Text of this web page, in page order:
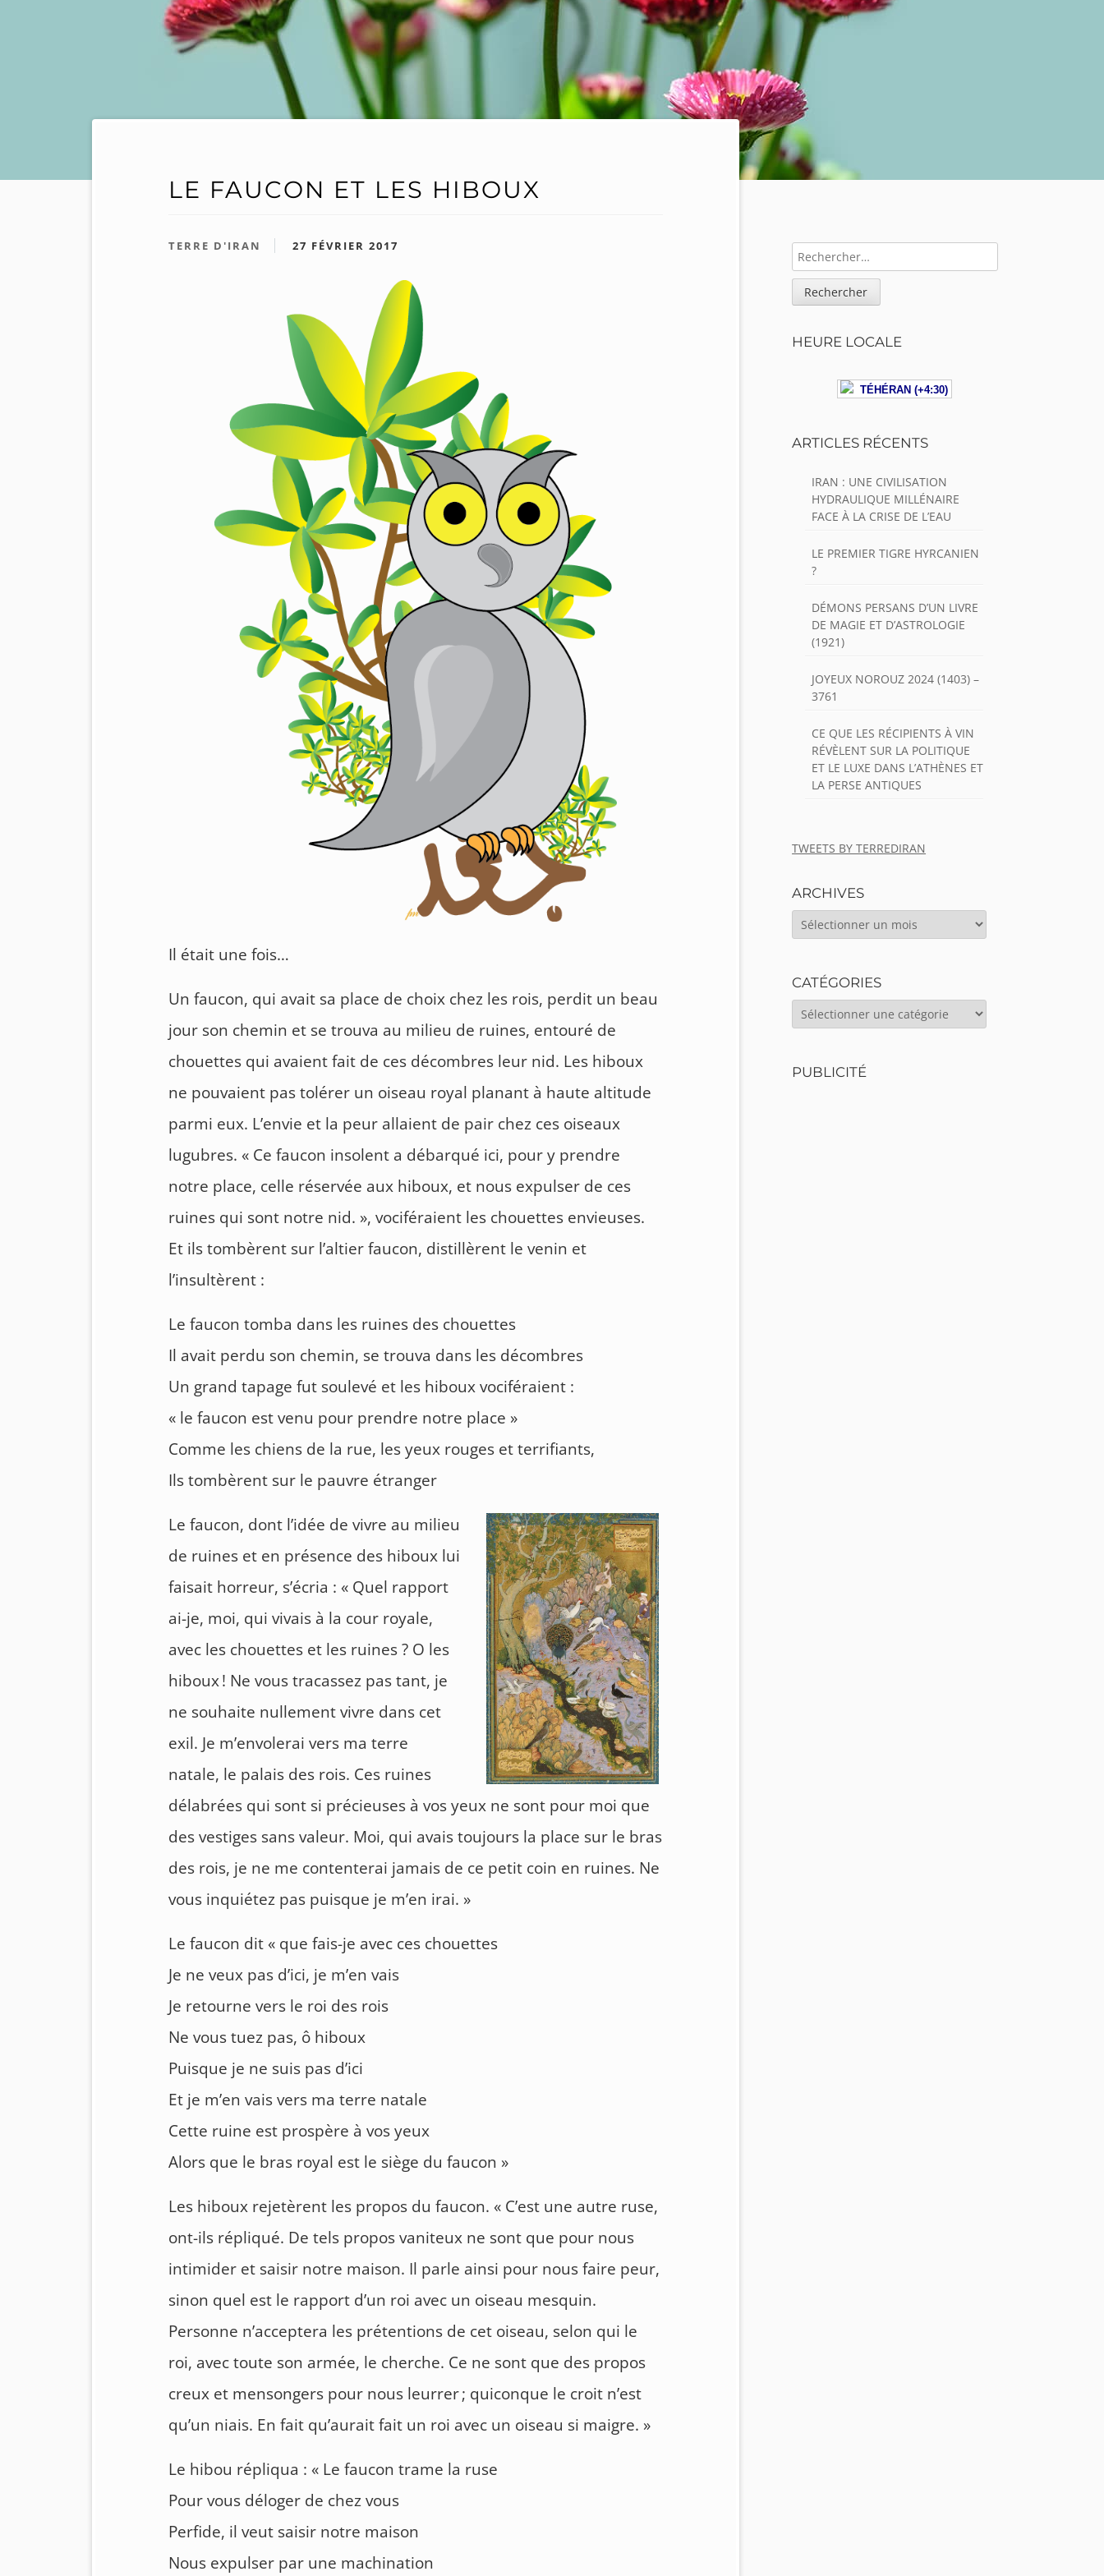
LE FAUCON ET LES HIBOUX
TERRE D'IRAN 27 FÉVRIER 2017
Il était une fois…
Un faucon, qui avait sa place de choix chez les rois, perdit un beau
jour son chemin et se trouva au milieu de ruines, entouré de
chouettes qui avaient fait de ces décombres leur nid. Les hiboux
ne pouvaient pas tolérer un oiseau royal planant à haute altitude
parmi eux. L’envie et la peur allaient de pair chez ces oiseaux
lugubres. « Ce faucon insolent a débarqué ici, pour y prendre
notre place, celle réservée aux hiboux, et nous expulser de ces
ruines qui sont notre nid. », vociféraient les chouettes envieuses.
Et ils tombèrent sur l’altier faucon, distillèrent le venin et
l’insultèrent :
Le faucon tomba dans les ruines des chouettes
Il avait perdu son chemin, se trouva dans les décombres
Un grand tapage fut soulevé et les hiboux vociféraient :
« le faucon est venu pour prendre notre place »
Comme les chiens de la rue, les yeux rouges et terrifiants,
Ils tombèrent sur le pauvre étranger
Le faucon, dont l’idée de vivre au milieu
de ruines et en présence des hiboux lui
faisait horreur, s’écria : « Quel rapport
ai-je, moi, qui vivais à la cour royale,
avec les chouettes et les ruines ? O les
hiboux ! Ne vous tracassez pas tant, je
ne souhaite nullement vivre dans cet
exil. Je m’envolerai vers ma terre
natale, le palais des rois. Ces ruines
délabrées qui sont si précieuses à vos yeux ne sont pour moi que
des vestiges sans valeur. Moi, qui avais toujours la place sur le bras
des rois, je ne me contenterai jamais de ce petit coin en ruines. Ne
vous inquiétez pas puisque je m’en irai. »
Le faucon dit « que fais-je avec ces chouettes
Je ne veux pas d’ici, je m’en vais
Je retourne vers le roi des rois
Ne vous tuez pas, ô hiboux
Puisque je ne suis pas d’ici
Et je m’en vais vers ma terre natale
Cette ruine est prospère à vos yeux
Alors que le bras royal est le siège du faucon »
Les hiboux rejetèrent les propos du faucon. « C’est une autre ruse,
ont-ils répliqué. De tels propos vaniteux ne sont que pour nous
intimider et saisir notre maison. Il parle ainsi pour nous faire peur,
sinon quel est le rapport d’un roi avec un oiseau mesquin.
Personne n’acceptera les prétentions de cet oiseau, selon qui le
roi, avec toute son armée, le cherche. Ce ne sont que des propos
creux et mensongers pour nous leurrer ; quiconque le croit n’est
qu’un niais. En fait qu’aurait fait un roi avec un oiseau si maigre. »
Le hibou répliqua : « Le faucon trame la ruse
Pour vous déloger de chez vous
Perfide, il veut saisir notre maison
Nous expulser par une machination
Sidebar
RECHERCHER :
HEURE LOCALE
TÉHÉRAN (+4:30)
ARTICLES RÉCENTS
IRAN : UNE CIVILISATION
HYDRAULIQUE MILLÉNAIRE
FACE À LA CRISE DE L’EAU
LE PREMIER TIGRE HYRCANIEN
?
DÉMONS PERSANS D’UN LIVRE
DE MAGIE ET D’ASTROLOGIE
(1921)
JOYEUX NOROUZ 2024 (1403) –
3761
CE QUE LES RÉCIPIENTS À VIN
RÉVÈLENT SUR LA POLITIQUE
ET LE LUXE DANS L’ATHÈNES ET
LA PERSE ANTIQUES
TWEETS BY TERREDIRAN
ARCHIVES
ARCHIVES
CATÉGORIES
CATÉGORIES
PUBLICITÉ